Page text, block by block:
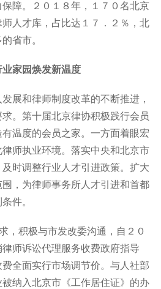
障。２０１８年，１７０名北京
人才库，占比达１７．２％，北
省市。
家园焕发新温度
展和律师制度改革的不断推进，
。第十届北京律协积极践行会员
温度的会员之家。一方面着眼宏
师执业环境。落实中央和北京市
时调整行业人才引进政策。扩大
，为律师事务所人才引进和首都
件。
，积极与市发改委沟通，自２０
师诉讼代理服务收费政府指导
全面实行市场调节价。与人社部
纳入北京市《工作居住证》的办